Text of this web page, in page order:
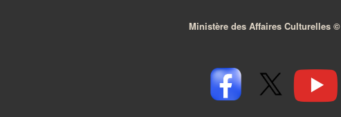
Ministère des Affaires Culturelles ©